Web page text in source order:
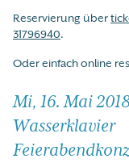
Reservierung über
31796940.
Oder einfach online
Mi, 16. Mai
Wasserklavier